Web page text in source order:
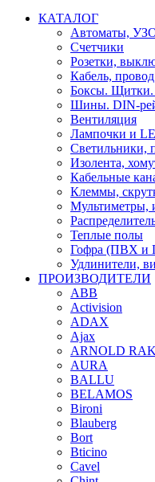
КАТАЛОГ
Автоматы,
Счетчики
Розетки,
Кабель, провод
Боксы.
Шины. DIN-
Вентиляция
Лампочки и
Светильники,
Изолента,
Кабельные
Клеммы,
Мультиметры,
Теплые полы
Гофра (ПВХ и
Удлинители,
ПРОИЗВОДИТЕЛИ
ABB
Activision
ADAX
Ajax
ARNOLD RAK
AURA
BALLU
BELAMOS
Bironi
Blauberg
Bort
Bticino
Cavel